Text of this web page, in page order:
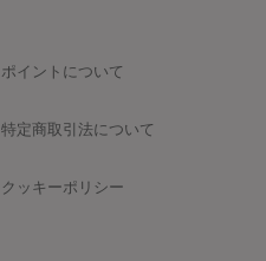
ポイントについて
特定商取引法について
クッキーポリシー